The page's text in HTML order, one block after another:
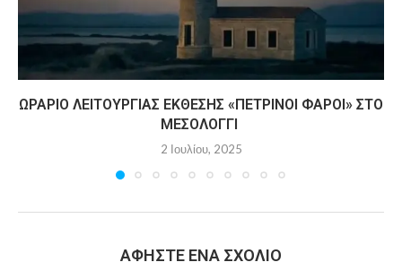
ΩΡΆΡΙΟ ΛΕΙΤΟΥΡΓΊΑΣ ΈΚΘΕΣΗΣ «ΠΈΤΡΙΝΟΙ ΦΆΡΟΙ» ΣΤΟ
ΜΕΣΟΛΌΓΓΙ
2 Ιουλίου, 2025
ΑΦΉΣΤΕ ΈΝΑ ΣΧΌΛΙΟ